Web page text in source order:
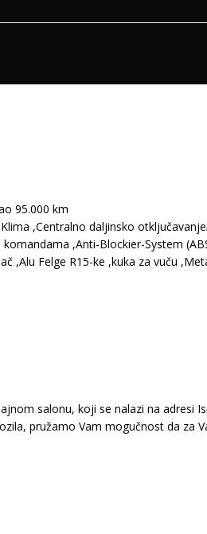
95.000 km
,Centralno daljinsko
,Anti-Blockier-System
,Alu Felge R15-ke ,kuka za vuču
salonu, koji se nalazi na adresi
pružamo Vam mogučnost da za